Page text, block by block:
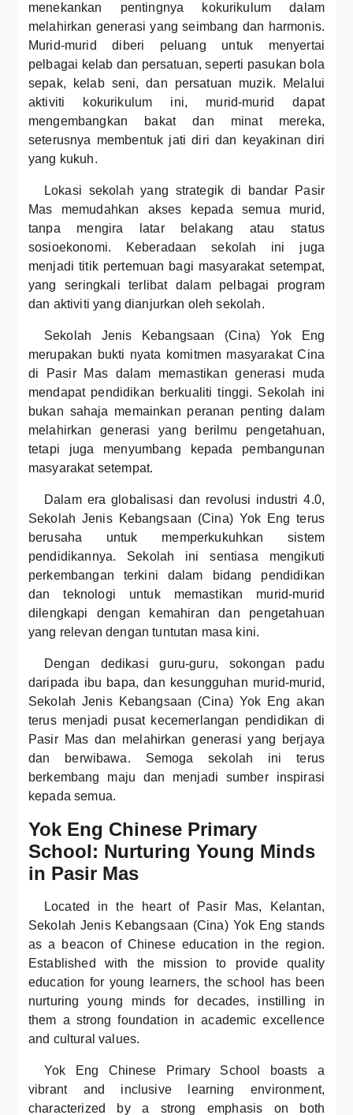
menekankan pentingnya kokurikulum dalam
melahirkan generasi yang seimbang dan harmonis.
Murid-murid diberi peluang untuk menyertai
pelbagai kelab dan persatuan, seperti pasukan bola
sepak, kelab seni, dan persatuan muzik. Melalui
aktiviti kokurikulum ini, murid-murid dapat
mengembangkan bakat dan minat mereka,
seterusnya membentuk jati diri dan keyakinan diri
yang kukuh.
Lokasi sekolah yang strategik di bandar Pasir
Mas memudahkan akses kepada semua murid,
tanpa mengira latar belakang atau status
sosioekonomi. Keberadaan sekolah ini juga
menjadi titik pertemuan bagi masyarakat setempat,
yang seringkali terlibat dalam pelbagai program
dan aktiviti yang dianjurkan oleh sekolah.
Sekolah Jenis Kebangsaan (Cina) Yok Eng
merupakan bukti nyata komitmen masyarakat Cina
di Pasir Mas dalam memastikan generasi muda
mendapat pendidikan berkualiti tinggi. Sekolah ini
bukan sahaja memainkan peranan penting dalam
melahirkan generasi yang berilmu pengetahuan,
tetapi juga menyumbang kepada pembangunan
masyarakat setempat.
Dalam era globalisasi dan revolusi industri 4.0,
Sekolah Jenis Kebangsaan (Cina) Yok Eng terus
berusaha untuk memperkukuhkan sistem
pendidikannya. Sekolah ini sentiasa mengikuti
perkembangan terkini dalam bidang pendidikan
dan teknologi untuk memastikan murid-murid
dilengkapi dengan kemahiran dan pengetahuan
yang relevan dengan tuntutan masa kini.
Dengan dedikasi guru-guru, sokongan padu
daripada ibu bapa, dan kesungguhan murid-murid,
Sekolah Jenis Kebangsaan (Cina) Yok Eng akan
terus menjadi pusat kecemerlangan pendidikan di
Pasir Mas dan melahirkan generasi yang berjaya
dan berwibawa. Semoga sekolah ini terus
berkembang maju dan menjadi sumber inspirasi
kepada semua.
Yok Eng Chinese Primary
School: Nurturing Young Minds
in Pasir Mas
Located in the heart of Pasir Mas, Kelantan,
Sekolah Jenis Kebangsaan (Cina) Yok Eng stands
as a beacon of Chinese education in the region.
Established with the mission to provide quality
education for young learners, the school has been
nurturing young minds for decades, instilling in
them a strong foundation in academic excellence
and cultural values.
Yok Eng Chinese Primary School boasts a
vibrant and inclusive learning environment,
characterized by a strong emphasis on both